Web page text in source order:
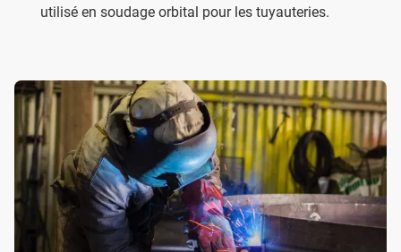
utilisé en soudage orbital pour les tuyauteries.